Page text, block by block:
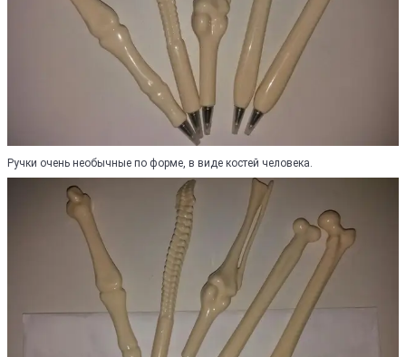
Ручки очень необычные по форме, в виде костей человека.